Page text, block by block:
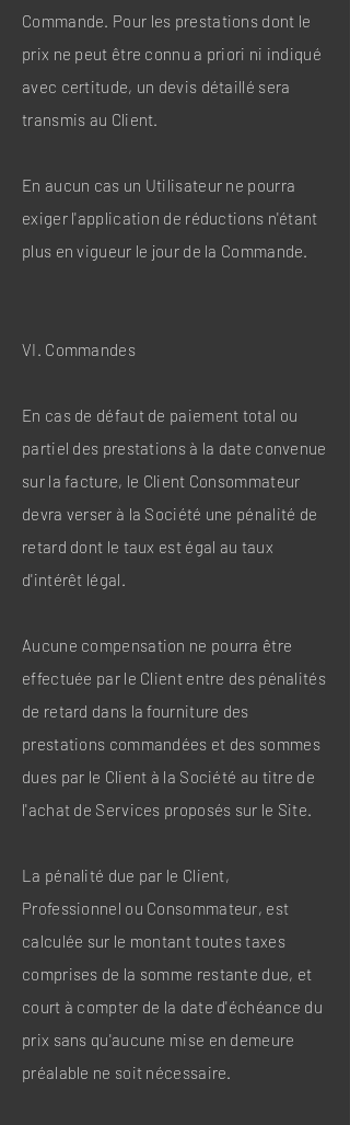
Commande. Pour les prestations dont le
prix ne peut être connu a priori ni indiqué
avec certitude, un devis détaillé sera
transmis au Client.
En aucun cas un Utilisateur ne pourra
exiger l'application de réductions n'étant
plus en vigueur le jour de la Commande.
VI. Commandes
En cas de défaut de paiement total ou
partiel des prestations à la date convenue
sur la facture, le Client Consommateur
devra verser à la Société une pénalité de
retard dont le taux est égal au taux
d'intérêt légal.
Aucune compensation ne pourra être
effectuée par le Client entre des pénalités
de retard dans la fourniture des
prestations commandées et des sommes
dues par le Client à la Société au titre de
l'achat de Services proposés sur le Site.
La pénalité due par le Client,
Professionnel ou Consommateur, est
calculée sur le montant toutes taxes
comprises de la somme restante due, et
court à compter de la date d'échéance du
prix sans qu'aucune mise en demeure
préalable ne soit nécessaire.